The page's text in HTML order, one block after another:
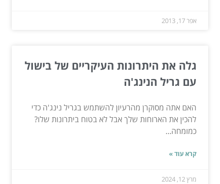
אפר 17, 2013
גלה את היתרונות העיקריים של בישול
עם גריל הנינג'ה
האם אתה מסוקרן מהרעיון להשתמש בגריל נינג'ה כדי
להכין את הארוחות שלך אבל לא בטוח ביתרונות שלו?
כמומחה...
קרא עוד »
מרץ 12, 2024